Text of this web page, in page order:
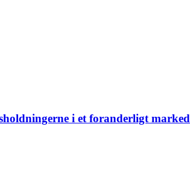
i et foranderligt marked